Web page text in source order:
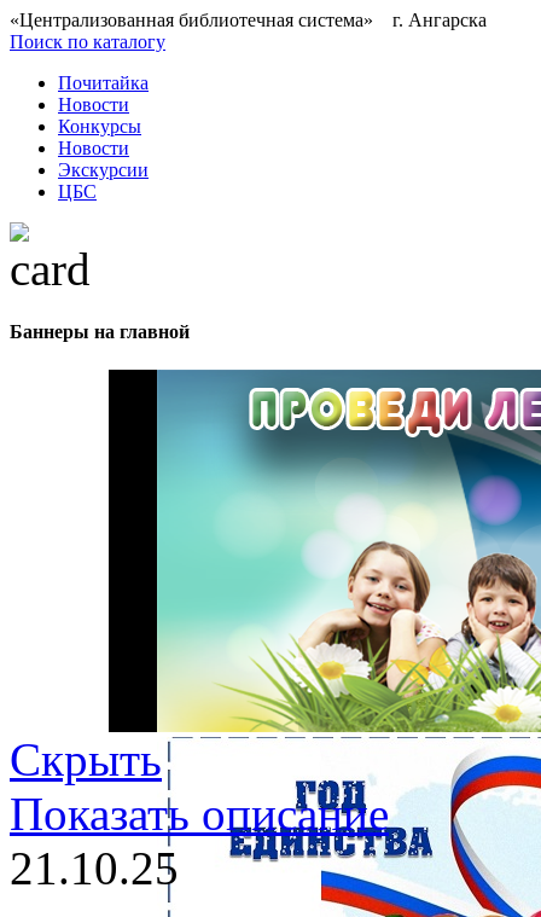
«Централизованная библиотечная система» г. Ангарска
Поиск по каталогу
Почитайка
Новости
Конкурсы
Новости
Экскурсии
ЦБС
Баннеры на главной
Скрыть
Показать описание
21.10.25